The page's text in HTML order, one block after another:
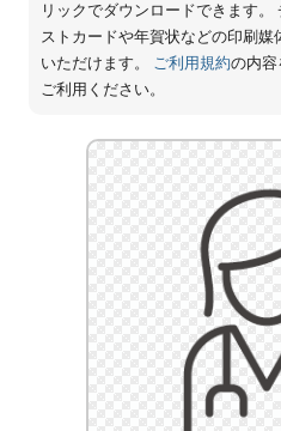
リックでダウンロードできます
ストカードや年賀状などの印刷媒
いただけます。 ご利用規約の内容
ご利用ください。